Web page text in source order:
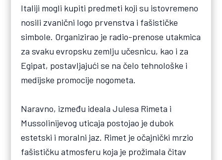
Italiji mogli kupiti predmeti koji su istovremeno
nosili zvanični logo prvenstva i fašističke
simbole. Organizirao je radio-prenose utakmica
za svaku evropsku zemlju učesnicu, kao i za
Egipat, postavljajući se na čelo tehnološke i
medijske promocije nogometa.
Naravno, između ideala Julesa Rimeta i
Mussolinijevog uticaja postojao je dubok
estetski i moralni jaz. Rimet je očajnički mrzio
fašističku atmosferu koja je prožimala čitav